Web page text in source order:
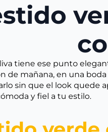
tiene ese punto
de mañana, en una
sin que el look quede
y fiel a tu estilo.